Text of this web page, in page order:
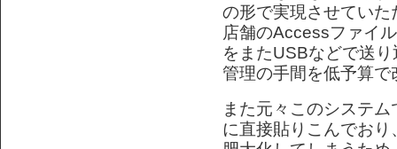
の形で実現させてい
店舗のAccessファイ
をまたUSBなどで送
管理の手間を低予算
また元々このシステ
に直接貼りこんでお